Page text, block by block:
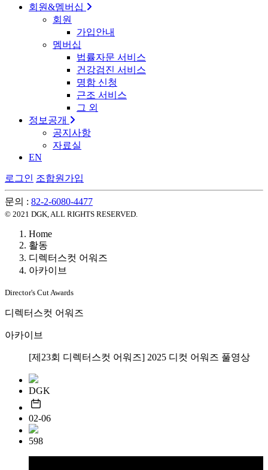
회원&멤버십
회원
가입안내
멤버십
법률자문 서비스
건강검진 서비스
명함 신청
근조 서비스
그 외
정보공개
공지사항
자료실
EN
로그인 조합원가입
문의 : 82-2-6080-4477
© 2021 DGK, ALL RIGHTS RESERVED.
Home
활동
디렉터스컷 어워즈
아카이브
Director's Cut Awards
디렉터스컷 어워즈
아카이브
[제23회 디렉터스컷 어워즈] 2025 디컷 어워즈 풀영상
DGK
02-06
598